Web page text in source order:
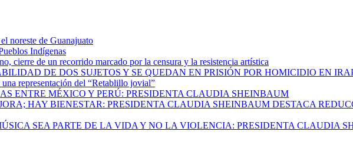
noreste de Guanajuato
Indígenas
cierre de un recorrido marcado por la censura y la resistencia artística
DE DOS SUJETOS Y SE QUEDAN EN PRISIÓN POR HOMICIDIO EN
representación del “Retablillo jovial”
ENTRE MÉXICO Y PERÚ: PRESIDENTA CLAUDIA SHEINBAUM
HAY BIENESTAR: PRESIDENTA CLAUDIA SHEINBAUM DESTACA
SEA PARTE DE LA VIDA Y NO LA VIOLENCIA: PRESIDENTA CLAUDIA